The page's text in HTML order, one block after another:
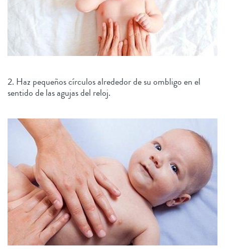
2. Haz pequeños círculos alrededor de su ombligo en el
sentido de las agujas del reloj.